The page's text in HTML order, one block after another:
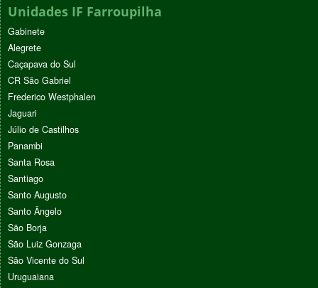
Unidades IF Farroupilha
Gabinete
Alegrete
Caçapava do Sul
CR São Gabriel
Frederico Westphalen
Jaguari
Júlio de Castilhos
Panambi
Santa Rosa
Santiago
Santo Augusto
Santo Ângelo
São Borja
São Luiz Gonzaga
São Vicente do Sul
Uruguaiana